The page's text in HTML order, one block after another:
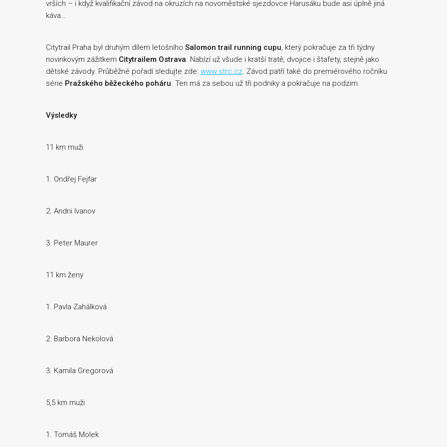
vrších – i když kvalifikační závod na okruzích na novoměstské sjezdovce Harusáku bude asi úplně jiná
káva…
Citytrail Praha byl druhým dílem letošního Salomon trail running cupu, který pokračuje za tři týdny
novinkovým zážitkem Citytrailem Ostrava. Nabízí už všude i kratší tratě, dvojice i štafety, stejně jako
dětské závody. Průběžné pořadí sledujte zde: www.strc.cz. Závod patří také do premiérového ročníku
série Pražského běžeckého poháru. Ten má za sebou už tři podniky a pokračuje na podzim.
Výsledky
11 km muži
1. Ondřej Fejfar
2. Andrii Ivanov
3. Peter Maurer
11 km ženy
1. Pavla Zahálková
2. Barbora Nekolová
3. Kamila Gregorová
5,5 km muži
1. Tomáš Molek